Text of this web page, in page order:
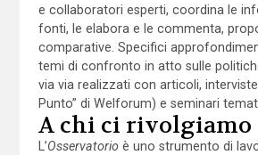
e collaboratori esperti, coordina le
fonti, le elabora e le commenta,
comparative. Specifici
temi di confronto in atto sulle
via via realizzati con articoli, interviste,
Punto” di Welforum) e seminari
A chi ci rivolgiamo
L’Osservatorioè uno strumento di